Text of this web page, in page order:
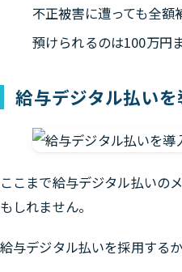
不正被害に遭っても全額
預けられるのは100万円
給与デジタル払い
ここまで給与デジタル払いの
もしれません。
給与デジタル払いを採用する